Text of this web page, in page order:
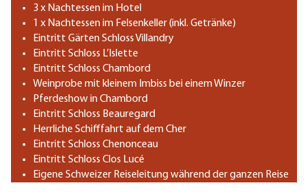
3 x Nachtessen im Hotel
1 x Nachtessen im Felsenkeller (inkl. Getränke)
Eintritt Gärten Schloss Villandry
Eintritt Schloss L’Islette
Eintritt Schloss Chambord
Weinprobe mit kleinem Imbiss bei einem Winzer
Pferdeshow in Chambord
Eintritt Schloss Beauregard
Herrliche Schifffahrt auf dem Cher
Eintritt Schloss Chenonceau
Eintritt Schloss Clos Lucé
Eigene Schweizer Reiseleitung während der ganzen Reise